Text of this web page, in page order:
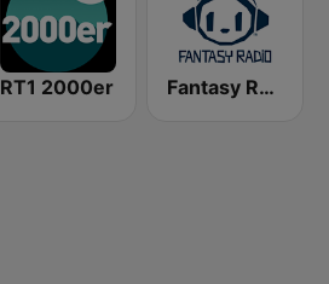
RT1 2000er Fantasy Radio UK